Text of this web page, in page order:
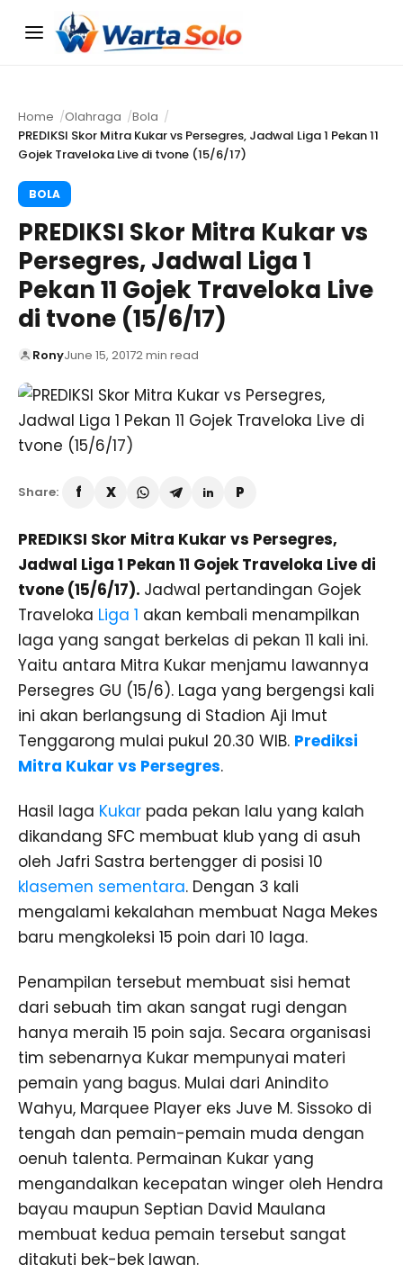
Menu
Home Olahraga
Bola
PREDIKSI Skor Mitra Kukar vs Persegres, Jadwal Liga 1 Pekan 11
Gojek Traveloka Live di tvone (15/6/17)
BOLA
PREDIKSI Skor Mitra Kukar vs
Persegres, Jadwal Liga 1
Pekan 11 Gojek Traveloka Live
di tvone (15/6/17)
RonyJune 15, 20172 min read
Share:
PREDIKSI Skor Mitra Kukar vs Persegres,
Jadwal Liga 1 Pekan 11 Gojek Traveloka Live di
tvone (15/6/17). Jadwal pertandingan Gojek
Traveloka Liga 1 akan kembali menampilkan
laga yang sangat berkelas di pekan 11 kali ini.
Yaitu antara Mitra Kukar menjamu lawannya
Persegres GU (15/6). Laga yang bergengsi kali
ini akan berlangsung di Stadion Aji Imut
Tenggarong mulai pukul 20.30 WIB. Prediksi
Mitra Kukar vs Persegres.
Hasil laga Kukar pada pekan lalu yang kalah
dikandang SFC membuat klub yang di asuh
oleh Jafri Sastra bertengger di posisi 10
klasemen sementara. Dengan 3 kali
mengalami kekalahan membuat Naga Mekes
baru mengkoleksi 15 poin dari 10 laga.
Penampilan tersebut membuat sisi hemat
dari sebuah tim akan sangat rugi dengan
hanya meraih 15 poin saja. Secara organisasi
tim sebenarnya Kukar mempunyai materi
pemain yang bagus. Mulai dari Anindito
Wahyu, Marquee Player eks Juve M. Sissoko di
tengah dan pemain-pemain muda dengan
oenuh talenta. Permainan Kukar yang
mengandalkan kecepatan winger oleh Hendra
bayau maupun Septian David Maulana
membuat kedua pemain tersebut sangat
ditakuti bek-bek lawan.